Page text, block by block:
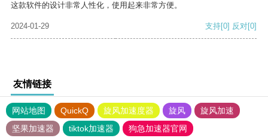
这款软件的设计非常人性化，使用起来非常方便。
2024-01-29 支持[0] 反对[0]
友情链接
网站地图 QuickQ 旋风加速度器 旋风
旋风加速
坚果加速器
tiktok加速器
狗急加速器官网